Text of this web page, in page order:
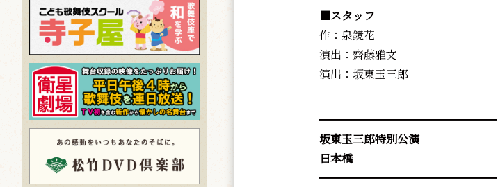
■スタッフ
作：泉鏡花
演出：齋藤雅文
演出：坂東玉三郎
━━━━━━━━━━━━━━━━
坂東玉三郎特別公演
日本橋
━━━━━━━━━━━━━━━━